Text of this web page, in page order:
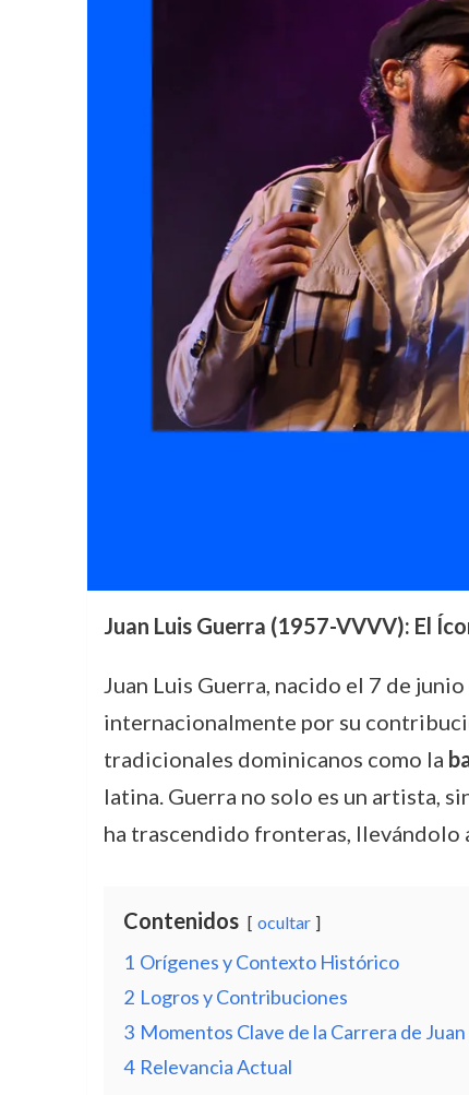
Juan Luis Guerra (1957-VVVV): El
Juan Luis Guerra, nacido el 7 de
internacionalmente por su
tradicionales dominicanos como la
latina. Guerra no solo es un artista,
ha trascendido fronteras, llevándolo
Contenidos ocultar
1 Orígenes y Contexto Histórico
2 Logros y Contribuciones
3 Momentos Clave de la Carrera de
4 Relevancia Actual